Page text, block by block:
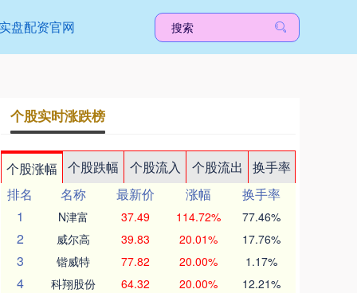
盘配资官网
个股实时涨跌榜
个股涨幅 个股跌幅 个股流入 个股流出
换手率
排名
名称 最新价 涨幅
换手率
1
N津富 37.49 114.72% 77.46%
2 威尔高 39.83 20.01% 17.76%
3 锴威特 77.82 20.00% 1.17%
4 科翔股份 64.32 20.00% 12.21%